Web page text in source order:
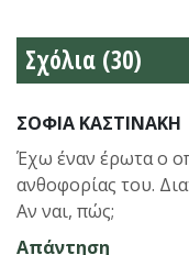
Σχόλια (30)
ΣΟΦΙΑ ΚΑΣΤΙΝΑΚΗ
Έχω έναν έρωτα ο
ανθοφορίας του.
Αν ναι, πώς;
Απάντηση